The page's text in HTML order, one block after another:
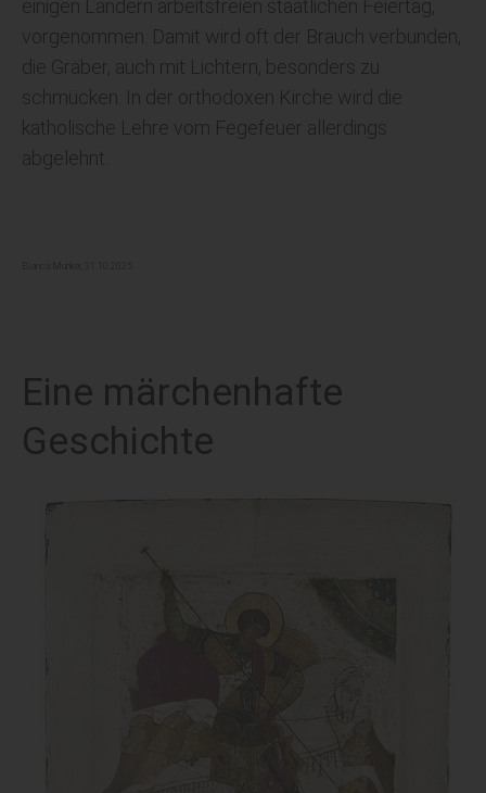
einigen Ländern arbeitsfreien staatlichen Feiertag,
vorgenommen. Damit wird oft der Brauch verbunden,
die Gräber, auch mit Lichtern, besonders zu
schmücken. In der orthodoxen Kirche wird die
katholische Lehre vom Fegefeuer allerdings
abgelehnt.
Eine märchenhafte
Geschichte